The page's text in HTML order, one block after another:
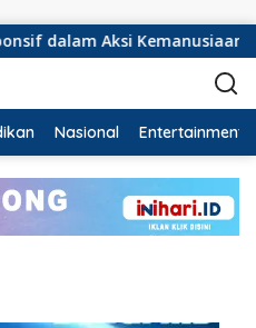
Aksi Kemanusiaan
Nasional Entertainment